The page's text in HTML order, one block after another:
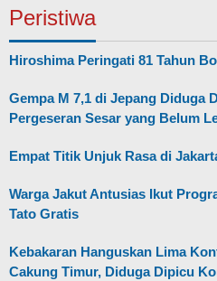
Peristiwa
Hiroshima Peringati 81 Tahun
Gempa M 7,1 di Jepang Diduga
Pergeseran Sesar yang Belum
Empat Titik Unjuk Rasa di
Warga Jakut Antusias Ikut
Tato Gratis
Kebakaran Hanguskan Lima
Cakung Timur, Diduga Dipicu